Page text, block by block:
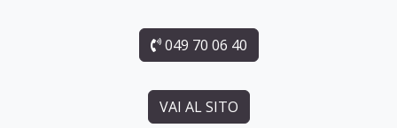
049 70 06 40
VAI AL SITO